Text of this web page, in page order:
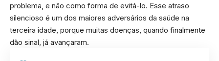
problema, e não como forma de evitá-lo. Esse atraso
silencioso é um dos maiores adversários da saúde na
terceira idade, porque muitas doenças, quando finalmente
dão sinal, já avançaram.